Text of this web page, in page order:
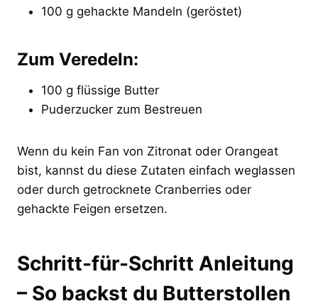
100 g gehackte Mandeln (geröstet)
Zum Veredeln:
100 g flüssige Butter
Puderzucker zum Bestreuen
Wenn du kein Fan von Zitronat oder Orangeat
bist, kannst du diese Zutaten einfach weglassen
oder durch getrocknete Cranberries oder
gehackte Feigen ersetzen.
Schritt-für-Schritt Anleitung
– So backst du Butterstollen